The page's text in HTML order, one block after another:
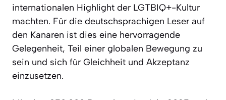
internationalen Highlight der LGTBIQ+-Kultur
machten. Für die deutschsprachigen Leser auf
den Kanaren ist dies eine hervorragende
Gelegenheit, Teil einer globalen Bewegung zu
sein und sich für Gleichheit und Akzeptanz
einzusetzen.